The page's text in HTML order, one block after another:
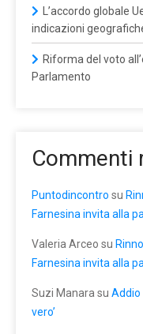
L’accordo globale
indicazioni
Riforma del voto
Parlamento
Commenti
Puntodincontro su
Farnesina invita alla
Valeria Arceo su
Farnesina invita alla
Suzi Manara su Addio
vero’